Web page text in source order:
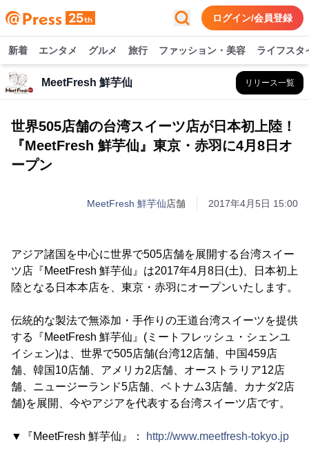
ログイン/会員登録
新着 エンタメ グルメ 旅行 ファッション・美容 ライフスタ
MeetFresh 鮮芋仙 リリース一覧
世界505店舗の台湾スイーツ店が日本初上陸！
『MeetFresh 鮮芋仙』東京・赤羽に4月8日オ
ープン
MeetFresh 鮮芋仙店舗 2017年4月5日 15:00
アジア諸国を中心に世界で505店舗を展開する台湾スイー
ツ店『MeetFresh 鮮芋仙』は2017年4月8日(土)、日本初上
陸となる日本本店を、東京・赤羽にオープンいたします。
伝統的な製法で無添加・手作りの王道台湾スイーツを提供
する『MeetFresh 鮮芋仙』(ミートフレッシュ・シェンユ
イシェン)は、世界で505店舗(台湾12店舗、中国459店
舗、韓国10店舗、アメリカ2店舗、オーストラリア12店
舗、ニュージーランド5店舗、ベトナム3店舗、カナダ2店
舗)を展開、今やアジアを代表する台湾スイーツ店です。
▼『MeetFresh 鮮芋仙』： http://www.meetfresh-tokyo.jp